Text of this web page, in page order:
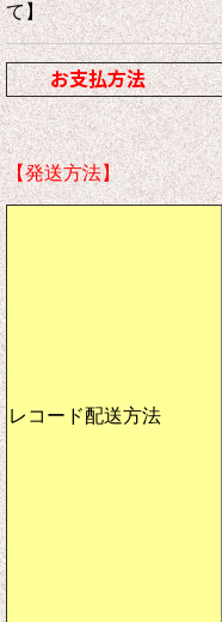
て】
お支払方法
【発送方法】
レコード配送方法